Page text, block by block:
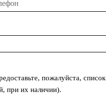
пожалуйста, список
при их наличии).